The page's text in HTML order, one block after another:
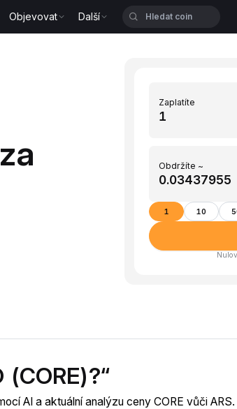
Objevovat Další
Zaplatíte
Obdržíte ~
1 10
AI a aktuální analýzu ceny CORE vůči ARS.